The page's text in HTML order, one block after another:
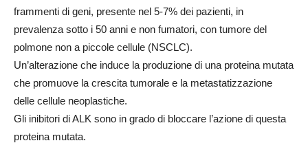
frammenti di geni, presente nel 5-7% dei pazienti, in
prevalenza sotto i 50 anni e non fumatori, con tumore del
polmone non a piccole cellule (NSCLC).
Un’alterazione che induce la produzione di una proteina mutata
che promuove la crescita tumorale e la metastatizzazione
delle cellule neoplastiche.
Gli inibitori di ALK sono in grado di bloccare l’azione di questa
proteina mutata.